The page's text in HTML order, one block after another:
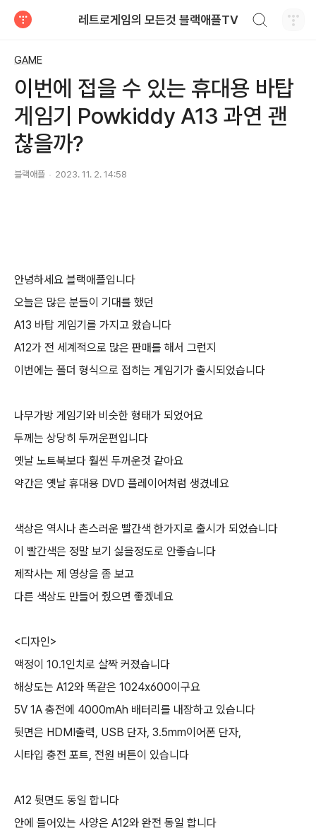
레트로게임의 모든것 블랙애플TV
GAME
이번에 접을 수 있는 휴대용 바탑
게임기 Powkiddy A13 과연 괜
찮을까?
블랙애플 2023. 11. 2. 14:58
안녕하세요 블랙애플입니다
오늘은 많은 분들이 기대를 했던
A13 바탑 게임기를 가지고 왔습니다
A12가 전 세계적으로 많은 판매를 해서 그런지
이번에는 폴더 형식으로 접히는 게임기가 출시되었습니다
나무가방 게임기와 비슷한 형태가 되었어요
두께는 상당히 두꺼운편입니다
옛날 노트북보다 훨씬 두꺼운것 같아요
약간은 옛날 휴대용 DVD 플레이어처럼 생겼네요
색상은 역시나 촌스러운 빨간색 한가지로 출시가 되었습니다
이 빨간색은 정말 보기 싫을정도로 안좋습니다
제작사는 제 영상을 좀 보고
다른 색상도 만들어 줬으면 좋겠네요
<디자인>
액정이 10.1인치로 살짝 커졌습니다
해상도는 A12와 똑같은 1024x600이구요
5V 1A 충전에 4000mAh 배터리를 내장하고 있습니다
뒷면은 HDMI출력, USB 단자, 3.5mm이어폰 단자,
시타입 충전 포트, 전원 버튼이 있습니다
A12 뒷면도 동일 합니다
안에 들어있는 사양은 A12와 완전 동일 합니다